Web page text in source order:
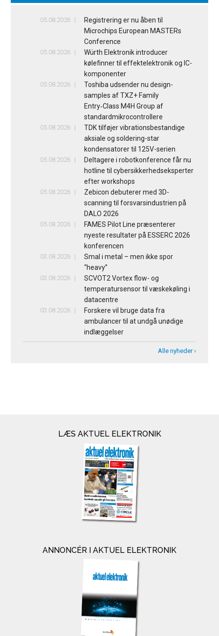
05.08.2026
Registrering er nu åben til
Microchips European MASTERs
Conference
05.08.2026
Würth Elektronik introducer
kølefinner til effektelektronik og IC-
komponenter
05.08.2026
Toshiba udsender nu design-
samples af TXZ+ Family
Entry‑Class M4H Group af
standardmikrocontrollere
05.08.2026
TDK tilføjer vibrationsbestandige
aksiale og soldering-star
kondensatorer til 125V-serien
05.08.2026
Deltagere i robotkonference får nu
hotline til cybersikkerhedseksperter
efter workshops
05.08.2026
Zebicon debuterer med 3D-
scanning til forsvarsindustrien på
DALO 2026
05.08.2026
FAMES Pilot Line præsenterer
nyeste resultater på ESSERC 2026
konferencen
03.08.2026
Smal i metal – men ikke spor
“heavy”
03.08.2026
SCVOT2 Vortex flow- og
temperatursensor til væskekøling i
datacentre
03.08.2026
Forskere vil bruge data fra
ambulancer til at undgå unødige
indlæggelser
Alle nyheder ›
LÆS AKTUEL ELEKTRONIK
ANNONCÉR I AKTUEL ELEKTRONIK